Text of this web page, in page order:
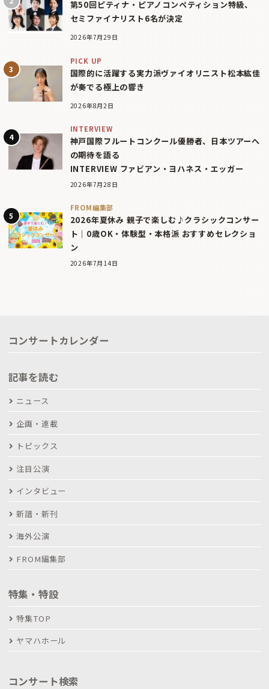
第50回ピティナ・ピアノコンペティション特級、
セミファイナリスト6名が決定
2026年7月29日
PICK UP
国際的に活躍する実力派ヴァイオリニスト松本紘佳
が奏でる極上の響き
2026年8月2日
INTERVIEW
神戸国際フルートコンクール優勝者、日本ツアーへ
の期待を語る
INTERVIEW ファビアン・ヨハネス・エッガー
2026年7月28日
FROM編集部
2026年夏休み 親子で楽しむ♪クラシックコンサー
ト｜0歳OK・体験型・本格派 おすすめセレクショ
ン
2026年7月14日
コンサートカレンダー
記事を読む
ニュース
企画・連載
トピックス
注目公演
インタビュー
新譜・新刊
海外公演
FROM編集部
特集・特設
特集TOP
ヤマハホール
コンサート検索